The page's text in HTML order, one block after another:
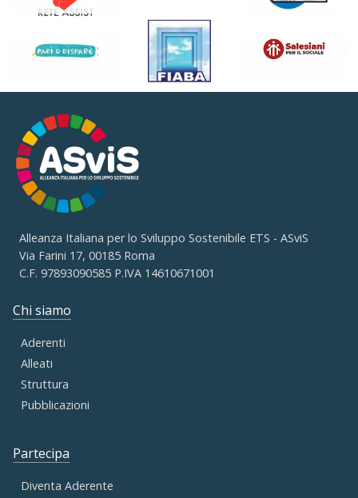
Alleanza Italiana per lo Sviluppo Sostenibile ETS - ASviS
Via Farini 17, 00185 Roma
C.F. 97893090585 P.IVA 14610671001
Chi siamo
Aderenti
Alleati
Struttura
Pubblicazioni
Partecipa
Diventa Aderente